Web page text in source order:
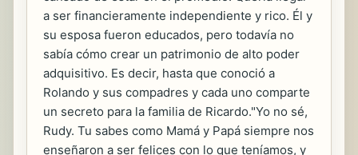
a ser financieramente independiente y rico. Él y
su esposa fueron educados, pero todavía no
sabía cómo crear un patrimonio de alto poder
adquisitivo. Es decir, hasta que conoció a
Rolando y sus compadres y cada uno comparte
un secreto para la familia de Ricardo."Yo no sé,
Rudy. Tu sabes como Mamá y Papá siempre nos
enseñaron a ser felices con lo que teníamos, y